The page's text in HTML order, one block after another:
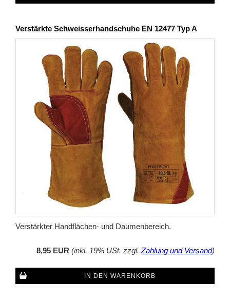
Verstärkte Schweisserhandschuhe EN 12477 Typ A
Verstärkter Handflächen- und Daumenbereich.
8,95 EUR (inkl. 19% USt. zzgl. Zahlung und Versand)
IN DEN WARENKORB